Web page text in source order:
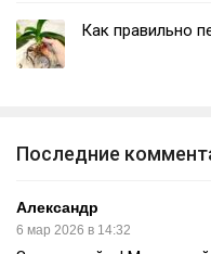
Как правильно
Последние
Александр
6 мар 2026 в 14:32